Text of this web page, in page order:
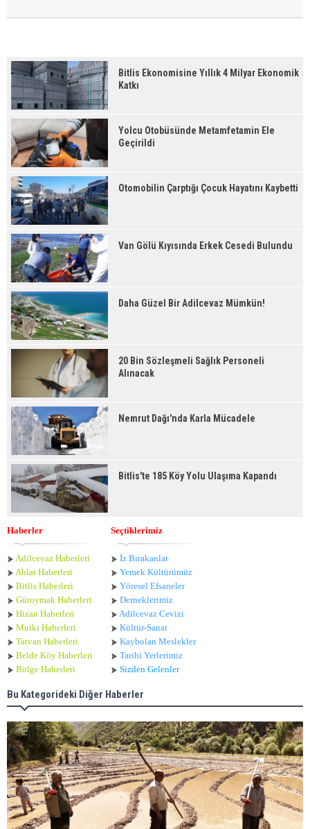
Bitlis Ekonomisine Yıllık 4 Milyar Ekonomik
Katkı
Yolcu Otobüsünde Metamfetamin Ele
Geçirildi
Otomobilin Çarptığı Çocuk Hayatını Kaybetti
Van Gölü Kıyısında Erkek Cesedi Bulundu
Daha Güzel Bir Adilcevaz Mümkün!
20 Bin Sözleşmeli Sağlık Personeli
Alınacak
Nemrut Dağı'nda Karla Mücadele
Bitlis'te 185 Köy Yolu Ulaşıma Kapandı
Haberler
Adilcevaz Haberleri
Ahlat Haberleri
Bitlis Haberleri
Güroymak Haberleri
Hizan Haberleri
Mutki Haberleri
Tatvan Haberleri
Belde Köy Haberleri
Bölge Haberleri
Seçtiklerimiz
İz Bırakanlar
Yemek Kültürümüz
Yöresel Efsaneler
Derneklerimiz
Adilcevaz Cevizi
Kültür-Sanat
Kaybolan Meslekler
Tarihi Yerlerimiz
Sizden Gelenler
Bu Kategorideki Diğer Haberler